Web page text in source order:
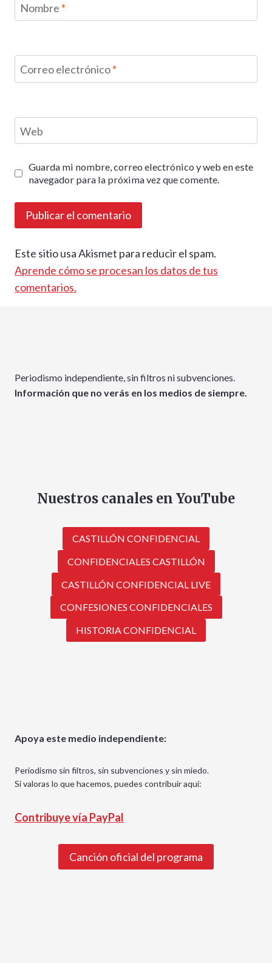
Nombre *
Correo electrónico*
Web
Guarda mi nombre, correo electrónico y web en este
navegador para la próxima vez que comente.
Este sitio usa Akismet para reducir el spam.
Aprende cómo se procesan los datos de tus
comentarios.
Periodismo independiente, sin filtros ni subvenciones.
Información que no verás en los medios de siempre.
Nuestros canales en YouTube
CASTILLÓN CONFIDENCIAL
CONFIDENCIALES CASTILLÓN
CASTILLÓN CONFIDENCIAL LIVE
CONFESIONES CONFIDENCIALES
HISTORIA CONFIDENCIAL
Apoya este medio independiente:
Periodismo sin filtros, sin subvenciones y sin miedo.
Si valoras lo que hacemos, puedes contribuir aquí:
Contribuye vía PayPal
Canción oficial del programa